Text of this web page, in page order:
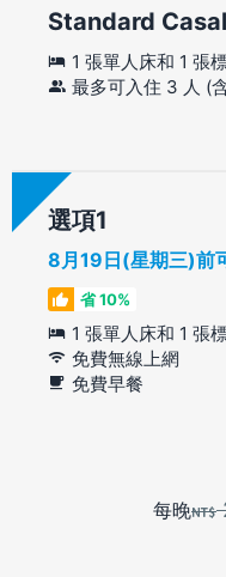
Standard
1 張單人床和 1 張
最多可入住 3 人 (
選項
8月19日(星期三)前
省 10%
1 張單人床和 1 張
免費無線上網
免費早餐
每晚